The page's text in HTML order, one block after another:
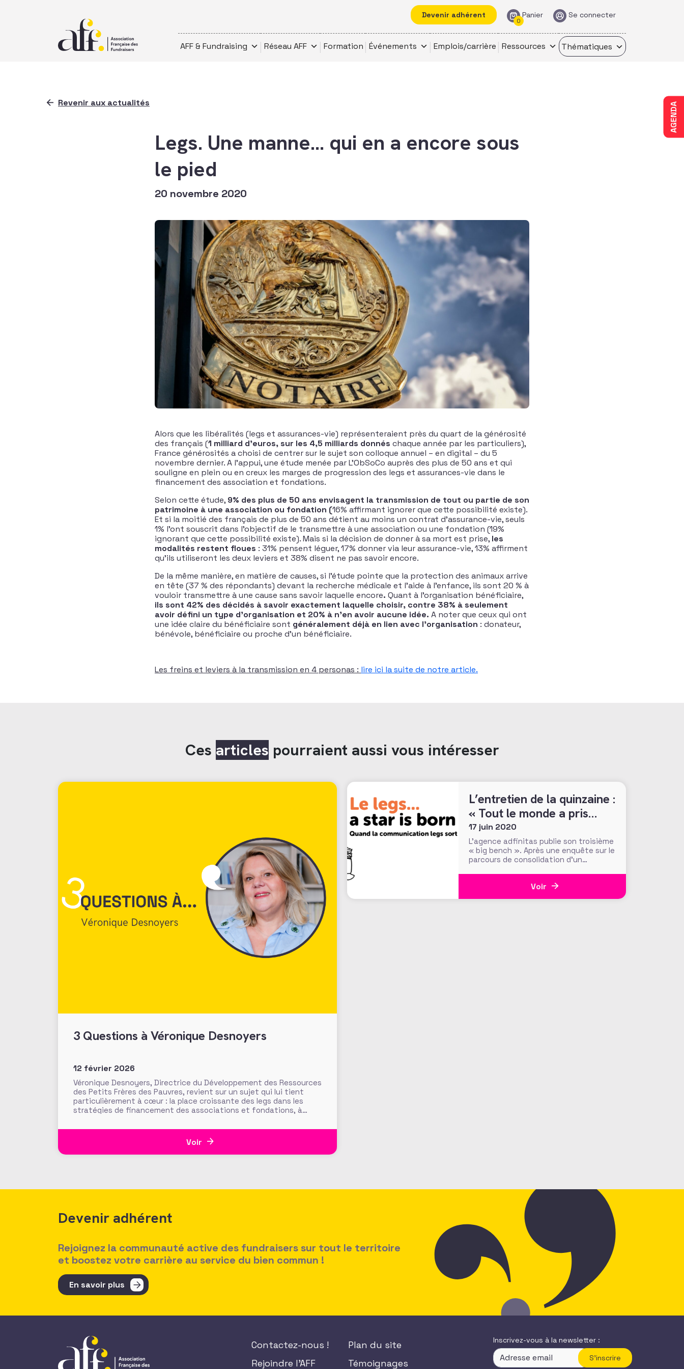
Devenir adhérent Panier
0
Se connecter
AFF & Fundraising Réseau AFF Formation Événements Emplois/carrière Ressources Thématiques
AGENDA
Revenir aux actualités
Legs. Une manne… qui en a encore sous
le pied
20 novembre 2020
Alors que les libéralités (legs et assurances-vie) représenteraient près du quart de la générosité
des français (1 milliard d’euros, sur les 4,5 milliards donnés chaque année par les particuliers),
France générosités a choisi de centrer sur le sujet son colloque annuel – en digital – du 5
novembre dernier. A l’appui, une étude menée par L’ObSoCo auprès des plus de 50 ans et qui
souligne en plein ou en creux les marges de progression des legs et assurances-vie dans le
financement des association et fondations.
Selon cette étude, 9% des plus de 50 ans envisagent la transmission de tout ou partie de son
patrimoine à une association ou fondation (16% affirmant ignorer que cette possibilité existe).
Et si la moitié des français de plus de 50 ans détient au moins un contrat d’assurance-vie, seuls
1% l’ont souscrit dans l’objectif de le transmettre à une association ou une fondation (19%
ignorant que cette possibilité existe). Mais si la décision de donner à sa mort est prise, les
modalités restent floues : 31% pensent léguer, 17% donner via leur assurance-vie, 13% affirment
qu’ils utiliseront les deux leviers et 38% disent ne pas savoir encore.
De la même manière, en matière de causes, si l’étude pointe que la protection des animaux arrive
en tête (37 % des répondants) devant la recherche médicale et l’aide à l’enfance, ils sont 20 % à
vouloir transmettre à une cause sans savoir laquelle encore. Quant à l’organisation bénéficiaire,
ils sont 42% des décidés à savoir exactement laquelle choisir, contre 38% à seulement
avoir défini un type d’organisation et 20% à n’en avoir aucune idée. A noter que ceux qui ont
une idée claire du bénéficiaire sont généralement déjà en lien avec l’organisation : donateur,
bénévole, bénéficiaire ou proche d’un bénéficiaire.
Les freins et leviers à la transmission en 4 personas : lire ici la suite de notre article.
Ces articles pourraient aussi vous intéresser
3 Questions à Véronique Desnoyers
12 février 2026
Véronique Desnoyers, Directrice du Développement des Ressources
des Petits Frères des Pauvres, revient sur un sujet qui lui tient
particulièrement à cœur : la place croissante des legs dans les
stratégies de financement des associations et fondations, à
des
Voir
L’entretien de la quinzaine :
« Tout le monde a pris
conscience qu’il va
mourir »
17 juin 2020
L’agence adfinitas publie son troisième
« big bench ». Après une enquête sur le
parcours de consolidation d’un
variations du parcours à la suite d’un
Voir
Devenir adhérent
Rejoignez la communauté active des fundraisers sur tout le territoire
et boostez votre carrière au service du bien commun !
En savoir plus
Contactez-nous !
Rejoindre l'AFF
Plan du site
Témoignages
Inscrivez-vous à la newsletter :
S'inscrire